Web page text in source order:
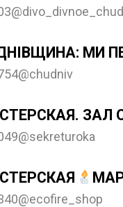
МИ
@chudniv
ЗАЛ
@sekreturoka
@ecofire_shop